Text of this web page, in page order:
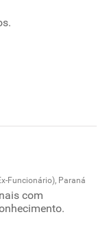
Funcionário), Paraná
com